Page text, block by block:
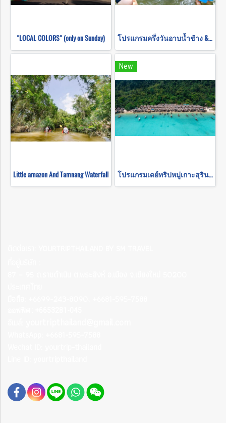
"LOCAL COLORS" (only on Sunday) โปรแกรมครึ่งวันอาบน้ำช้าง & ป้อนอาหารให้ช้าง
Little amazon And Tamnang Waterfall
New
โปรแกรมเดย์ทริปหมู่เกาะสุรินทร์ (รับส่งเฉพาะในเขาหลัก)